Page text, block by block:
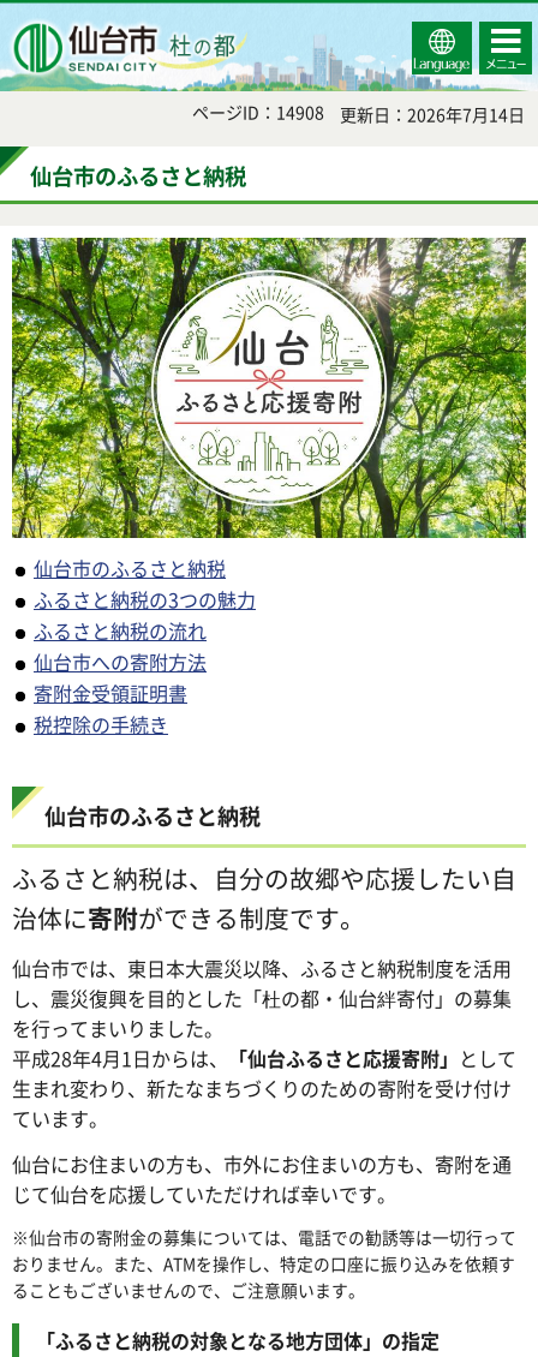
Select
Language
コンテ
ンツメ
ニュー
ページID：14908 更新日：2026年7月14日
仙台市のふるさと納税
仙台市のふるさと納税
ふるさと納税の3つの魅力
ふるさと納税の流れ
仙台市への寄附方法
寄附金受領証明書
税控除の手続き
仙台市のふるさと納税
ふるさと納税は、自分の故郷や応援したい自
治体に寄附ができる制度です。
仙台市では、東日本大震災以降、ふるさと納税制度を活用
し、震災復興を目的とした「杜の都・仙台絆寄付」の募集
を行ってまいりました。
平成28年4月1日からは、
「仙台ふるさと応援寄附」 として
生まれ変わり、新たなまちづくりのための寄附を受け付け
ています。
仙台にお住まいの方も、市外にお住まいの方も、寄附を通
じて仙台を応援していただければ幸いです。
※仙台市の寄附金の募集については、電話での勧誘等は一切行って
おりません。また、ATMを操作し、特定の口座に振り込みを依頼す
ることもございませんので、ご注意願います。
「ふるさと納税の対象となる地方団体」の指定